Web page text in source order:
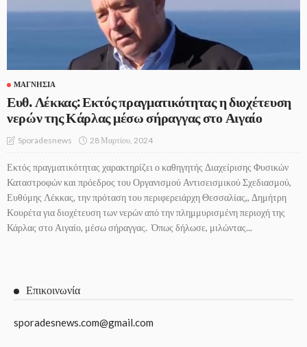
ΜΑΓΝΗΣΊΑ
Ευθ. Λέκκας: Εκτός πραγματικότητας η διοχέτευση
νερών της Κάρλας μέσω σήραγγας στο Αιγαίο
Sporadesnews 28 Μαρτίου, 2024
Εκτός πραγματικότητας χαρακτηρίζει ο καθηγητής Διαχείρισης Φυσικών
Καταστροφών και πρόεδρος του Οργανισμού Αντισεισμικού Σχεδιασμού,
Ευθύμης Λέκκας, την πρόταση του περιφερειάρχη Θεσσαλίας,, Δημήτρη
Κουρέτα για διοχέτευση των νερών από την πλημμυρισμένη περιοχή της
Κάρλας στο Αιγαίο, μέσω σήραγγας. Όπως δήλωσε, μιλώντας...
Επικοινωνία
sporadesnews.com@gmail.com